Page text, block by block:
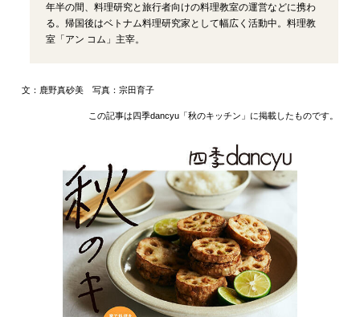
年半の間、料理研究と旅行者向けの料理教室の運営などに携わ
る。帰国後はベトナム料理研究家として幅広く活動中。料理教
室「アン コム」主宰。
文：鹿野真砂美 写真：宗田育子
この記事は四季dancyu「秋のキッチン」に掲載したものです。